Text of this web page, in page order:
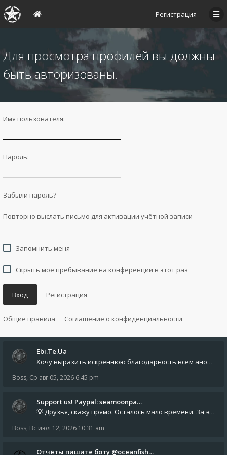
Регистрация
Для просмотра профилей вы должны
быть авторизованы.
Имя пользователя:
Пароль:
Забыли пароль?
Повторно выслать письмо для активации учётной записи
Запомнить меня
Скрыть моё пребывание на конференции в этот раз
Вход Регистрация
Общие правила Соглашение о конфиденциальности
Ebi.Te.Ua
Хочу выразить искреннюю благодарность всем анонимным пользователям, которые поддержали наше сообщество финансово. Благод
Boss, Ср авг 05, 2026 6:45 pm
Support us! Paypal: seamoonpa…
💡 Друзья, скажу прямо. Осталось мало времени. За это время нам нужно закрыть последние обязательные расходы: около 500
Boss, Вс июл 12, 2026 10:31 am
Отчёты пишите боту @oceanfish…